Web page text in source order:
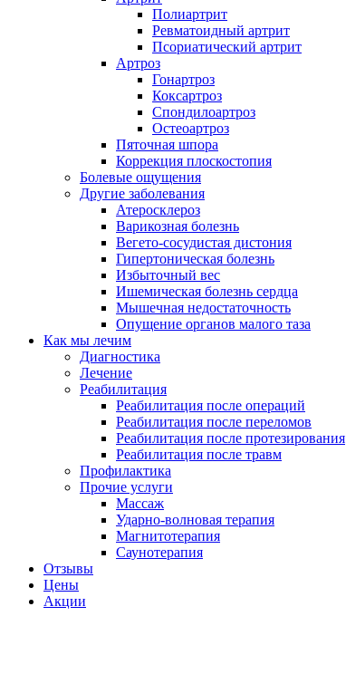
Полиартрит
Ревматоидный артрит
Псориатический артрит
Артроз
Гонартроз
Коксартроз
Спондилоартроз
Остеоартроз
Пяточная шпора
Коррекция плоскостопия
Болевые ощущения
Другие заболевания
Атеросклероз
Варикозная болезнь
Вегето-сосудистая дистония
Гипертоническая болезнь
Избыточный вес
Ишемическая болезнь сердца
Мышечная недостаточность
Опущение органов малого таза
Как мы лечим
Диагностика
Лечение
Реабилитация
Реабилитация после операций
Реабилитация после переломов
Реабилитация после протезирования
Реабилитация после травм
Профилактика
Прочие услуги
Массаж
Ударно-волновая терапия
Магнитотерапия
Саунотерапия
Отзывы
Цены
Акции